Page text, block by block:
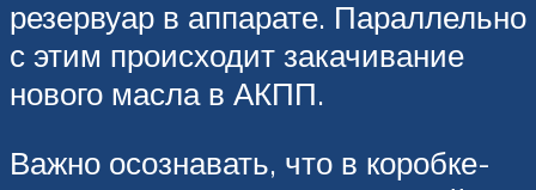
резервуар в аппарате. Параллельно
с этим происходит закачивание
нового масла в АКПП.
Важно осознавать, что в коробке-